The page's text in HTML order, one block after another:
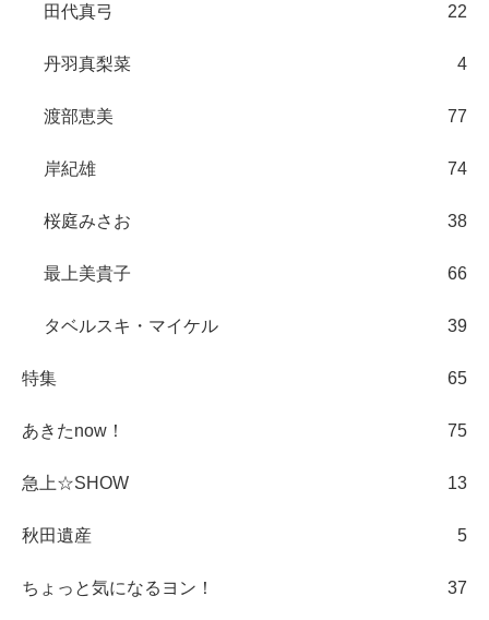
田代真弓 22
丹羽真梨菜 4
渡部恵美 77
岸紀雄 74
桜庭みさお 38
最上美貴子 66
タベルスキ・マイケル 39
特集 65
あきたnow！ 75
急上☆SHOW 13
秋田遺産 5
ちょっと気になるヨン！ 37